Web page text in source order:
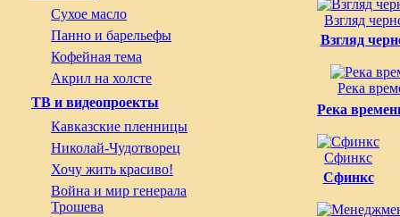
Сухое масло
Панно и барельефы
Кофейная тема
Акрил на холсте
ТВ и видеопроекты
Кавказские пленницы
Николай-Чудотворец
Хочу жить красиво!
Война и мир генерала
Трошева
Взгляд
Взгляд
Река
Река
Сфинкс
Сфинкс